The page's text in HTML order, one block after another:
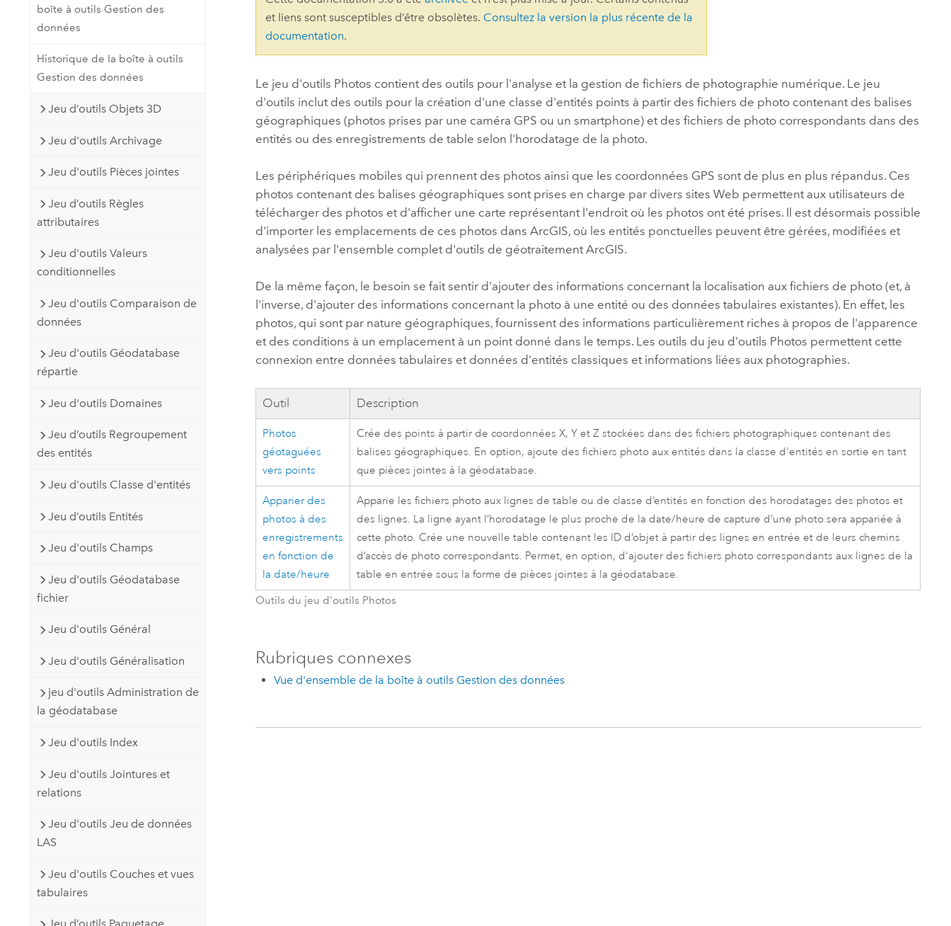
cartographie et d’analyse spatiale
Tous les produits
Ressources naturelles
professionnels et
perspectives et
l’univers
Tous les récits
boîte à outils Gestion des
données
Historique de la boîte à outils
Gestion des données
Jeu d’outils Objets 3D
Jeu d'outils Archivage
Jeu d'outils Pièces jointes
Jeu d’outils Règles
attributaires
Jeu d'outils Valeurs
conditionnelles
Jeu d'outils Comparaison de
données
Jeu d'outils Géodatabase
répartie
Jeu d'outils Domaines
Jeu d’outils Regroupement
des entités
Jeu d'outils Classe d'entités
Jeu d’outils Entités
Jeu d'outils Champs
Jeu d'outils Géodatabase
fichier
Jeu d'outils Général
Jeu d'outils Généralisation
jeu d'outils Administration de
la géodatabase
Jeu d'outils Index
Jeu d'outils Jointures et
relations
Jeu d'outils Jeu de données
LAS
Jeu d'outils Couches et vues
tabulaires
et liens sont susceptibles d’être obsolètes. Consultez la version la plus récente de la
documentation.
Le jeu d'outils Photos contient des outils pour l'analyse et la gestion de fichiers de photographie numérique. Le jeu
d'outils inclut des outils pour la création d'une classe d'entités points à partir des fichiers de photo contenant des balises
géographiques (photos prises par une caméra GPS ou un smartphone) et des fichiers de photo correspondants dans des
entités ou des enregistrements de table selon l'horodatage de la photo.
Les périphériques mobiles qui prennent des photos ainsi que les coordonnées GPS sont de plus en plus répandus. Ces
photos contenant des balises géographiques sont prises en charge par divers sites Web permettent aux utilisateurs de
télécharger des photos et d'afficher une carte représentant l'endroit où les photos ont été prises. Il est désormais possible
d'importer les emplacements de ces photos dans ArcGIS, où les entités ponctuelles peuvent être gérées, modifiées et
analysées par l'ensemble complet d'outils de géotraitement ArcGIS.
De la même façon, le besoin se fait sentir d'ajouter des informations concernant la localisation aux fichiers de photo (et, à
l'inverse, d'ajouter des informations concernant la photo à une entité ou des données tabulaires existantes). En effet, les
photos, qui sont par nature géographiques, fournissent des informations particulièrement riches à propos de l'apparence
et des conditions à un emplacement à un point donné dans le temps. Les outils du jeu d'outils Photos permettent cette
connexion entre données tabulaires et données d'entités classiques et informations liées aux photographies.
Outil Description
Photos
géotaguées
vers points
Crée des points à partir de coordonnées X, Y et Z stockées dans des fichiers photographiques contenant des
balises géographiques. En option, ajoute des fichiers photo aux entités dans la classe d'entités en sortie en tant
que pièces jointes à la géodatabase.
Apparier des
photos à des
enregistrements
en fonction de
la date/heure
Apparie les fichiers photo aux lignes de table ou de classe d’entités en fonction des horodatages des photos et
des lignes. La ligne ayant l’horodatage le plus proche de la date/heure de capture d’une photo sera appariée à
cette photo. Crée une nouvelle table contenant les ID d’objet à partir des lignes en entrée et de leurs chemins
d’accès de photo correspondants. Permet, en option, d'ajouter des fichiers photo correspondants aux lignes de la
table en entrée sous la forme de pièces jointes à la géodatabase.
Outils du jeu d'outils Photos
Rubriques connexes
Vue d'ensemble de la boîte à outils Gestion des données